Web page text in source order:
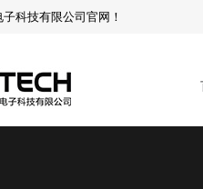
科技有限公司官网！